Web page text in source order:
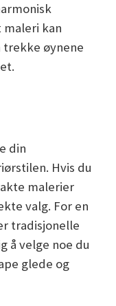
kan
øynene
din
Hvis du
malerier
valg. For en
tradisjonelle
å velge noe du
glede og